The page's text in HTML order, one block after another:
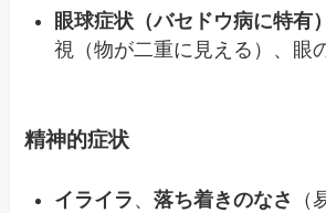
眼球症状（バセドウ病に特有）
視（物が二重に見える）、眼
精神的症状
イライラ 、落ち着きのなさ
（